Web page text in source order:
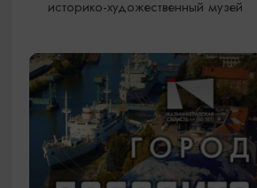
историко-художественный музей